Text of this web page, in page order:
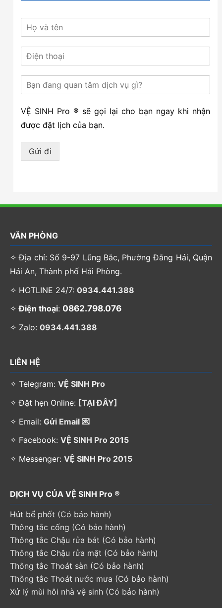
VỆ SINH Pro ® sẽ gọi lại cho bạn ngay khi nhận
được đặt lịch của bạn.
Gửi đi
VĂN PHÒNG
✧ Địa chỉ: Số 9-97 Lũng Bắc, Phường Đằng Hải, Quận
Hải An, Thành phố Hải Phòng.
✧ HOTLINE 24/7: 0934.441.388
✧Điện thoại: 0862.798.076
✧ Zalo: 0934.441.388
LIÊN HỆ
✧ Telegram: VỆ SINH Pro
✧ Đặt hẹn Online: [TẠI ĐÂY]
✧ Email: Gửi Email 💌
✧ Facebook: VỆ SINH Pro 2015
✧ Messenger: VỆ SINH Pro 2015
DỊCH VỤ CỦA VỆ SINH Pro ®
Hút bể phốt (Có bảo hành)
Thông tắc cống (Có bảo hành)
Thông tắc Chậu rửa bát (Có bảo hành)
Thông tắc Chậu rửa mặt (Có bảo hành)
Thông tắc Thoát sàn (Có bảo hành)
Thông tắc Thoát nước mưa (Có bảo hành)
Xử lý mùi hôi nhà vệ sinh (Có bảo hành)